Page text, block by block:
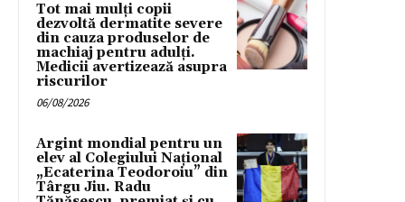
Tot mai mulți copii
dezvoltă dermatite severe
din cauza produselor de
machiaj pentru adulți.
Medicii avertizează asupra
riscurilor
06/08/2026
Argint mondial pentru un
elev al Colegiului Național
„Ecaterina Teodoroiu” din
Târgu Jiu. Radu